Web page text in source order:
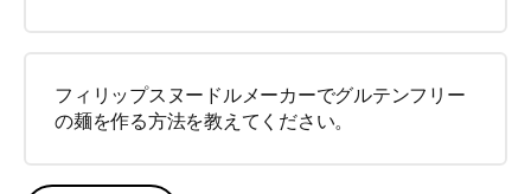
フィリップスヌードルメーカーでグルテンフリー
の麺を作る方法を教えてください。